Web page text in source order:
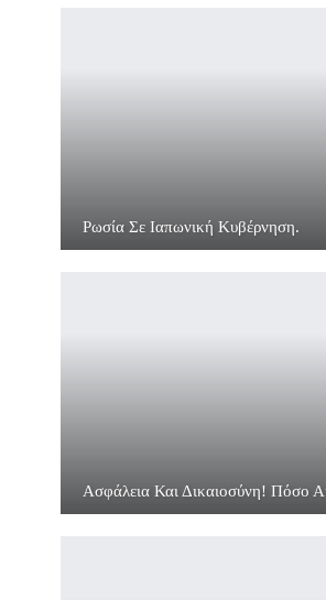
Ρωσία Σε Ιαπωνική Κυβέρνηση.
Ασφάλεια Και Δικαιοσύνη! Πόσο